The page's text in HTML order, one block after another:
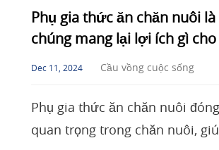
Phụ gia thức ăn chăn nuôi là
chúng mang lại lợi ích gì
Dec 11, 2024 Cầu vồng cuộc sống
Phụ gia thức ăn chăn nuôi
quan trọng trong chăn nuôi,